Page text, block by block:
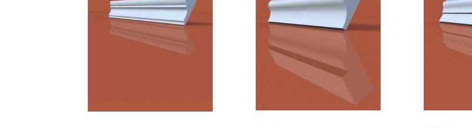
*
Lagre mitt navn, e-post og nettside i denne nettleseren for neste gang jeg kommenterer.